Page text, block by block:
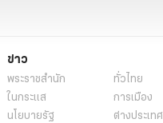
ข่าว
พระราชสำนัก
ทั่วไทย
ในกระแส
การเมือง
นโยบายรัฐ
ต่างประเทศ